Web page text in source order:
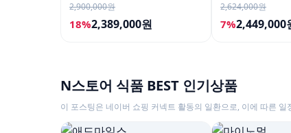
2,900,000원
18%2,389,000원
2,624,000원
7%2,449,000
N스토어 식품 BEST 인기상품
이 포스팅은 네이버 쇼핑 커넥트 활동의 일환으로, 이에 따른